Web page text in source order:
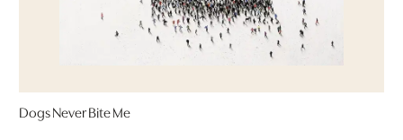
Dogs Never Bite Me